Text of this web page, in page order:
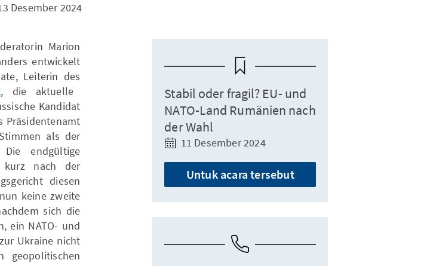
Desember 2024
Marion
entwickelt
Leiterin des
, die aktuelle
Kandidat
Präsidentenamt
als der
Die endgültige
kurz nach der
diesen
keine zweite
sich die
ein NATO- und
Ukraine nicht
geopolitischen
Stabil oder fragil? EU- und
NATO-Land Rumänien nach
der Wahl
11 Desember 2024
Untuk acara tersebut